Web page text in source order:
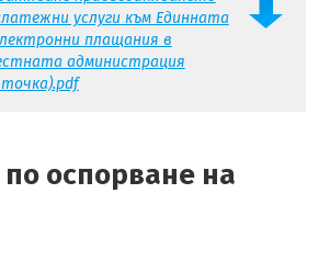
услуги към Единната
плащания в
администрация
оспорване на